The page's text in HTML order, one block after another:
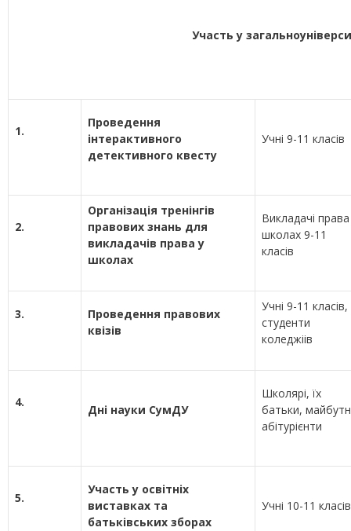
Участь у
1.
Проведення
інтерактивного
детективного квесту
Учні 9-11 класів
2.
Організація тренінгів
правових знань для
викладачів права у
школах
Викладачі
школах 9-11
класів
3.
Проведення правових
квізів
Учні 9-11 класів,
студенти
коледжіів
4.
Дні науки СумДУ
Школярі, їх
батьки,
абітурієнти
5.
Участь у освітніх
виставках та
батьківських зборах
Учні 10-11 класів